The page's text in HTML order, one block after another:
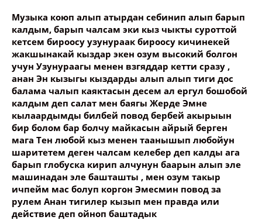
Музыка коюп алып атырдан себинип алып барып
калдым, барып чалсам эки кыз чыкты суроттой
кетсем бироосу узунураак бироосу кичинекей
жакшынакай кыздар экен озум высокий болгон
учун Узунураагы менен взгяддар кетти сразу ,
анан Эн кызыгы кыздарды алып алып тиги дос
балама чалып каяктасын десем ал ергул бошобой
калдым деп салат мен баягы Жерде Эмне
кылаардымды билбей повод бербей акырыын
бир болом бар болчу майкасын айрый берген
мага Тен любой кыз менен таанышып любойун
шаритетем деген чалсам келебер деп калды ага
барып глобуска кирип алчунун баарын алып эле
машинадан эле башташты , мен озум такыр
ичпейм мас болуп коргон Эмесмин повод за
рулем Анан тигилер кызып мен правда или
действие деп ойноп баштадык